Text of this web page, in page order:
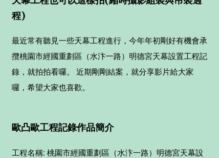
程)
最近常有聽見一些天幕工程進行，今年年初剛好有機會承
攬桃園市經國重劃區（水汴一路）明德宮天幕設置工程記
錄，就拍拍看囉。 近期剛剛結案，就分享影片給大家
囉，希望大家也喜歡。
歐凸歐工程記錄作品簡介
工程名稱: 桃園市經國重劃區（水汴一路）明德宮天幕設